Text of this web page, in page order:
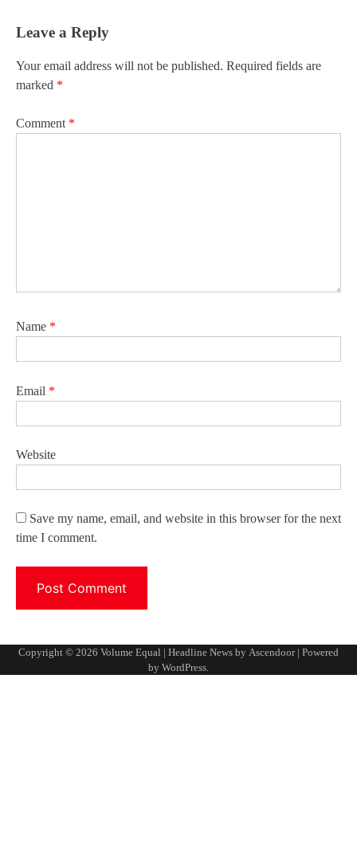
Leave a Reply
Your email address will not be published. Required fields are
marked *
Comment *
Name *
Email *
Website
Save my name, email, and website in this browser for the next
time I comment.
Copyright © 2026 Volume Equal | Headline News by Ascendoor| Powered
by WordPress